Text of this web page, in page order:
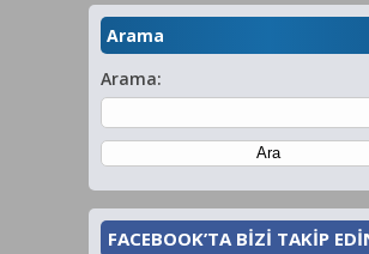
Arama
Arama:
FACEBOOK’TA BİZİ TAKİP